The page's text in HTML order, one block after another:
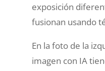
exposición
fusionan usando
En la foto de la
imagen con IA